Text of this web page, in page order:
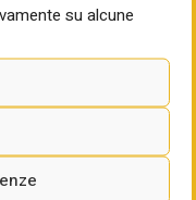
su alcune
verde con i
di
degli impianti
nuovi mezzi a
sia sul fronte
sono gli altri